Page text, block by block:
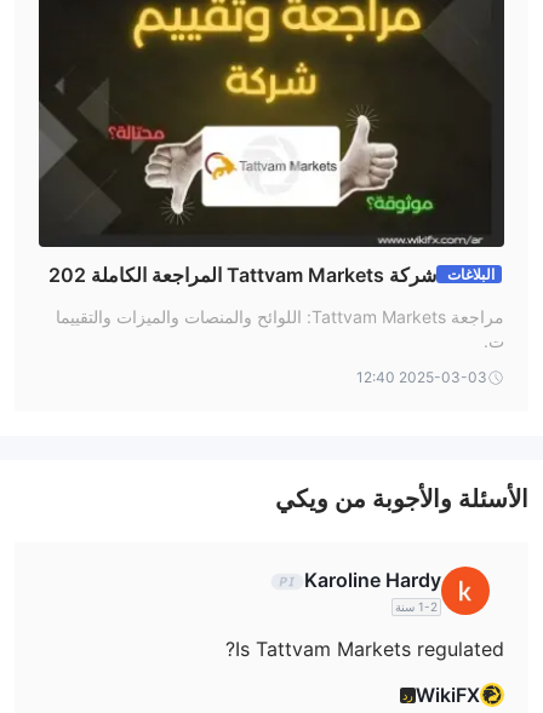
الإيداع والسحب
Tattvam لا تفرض رسومًا على الإيداع والسحب، وتدعم الإيداعات
والسحوبات عبر التحويل البنكي وبطاقات الائتمان/الخصم
البلاغات
شركة Tattvam Markets المراجعة الكاملة 202
مراجعة Tattvam Markets: اللوائح والمنصات والميزات والتقييما
ت.
2025-03-03 12:40
الأسئلة والأجوبة من ويكي
Karoline Hardy
1-2 سنة
Is Tattvam Markets regulated?
WikiFXرد